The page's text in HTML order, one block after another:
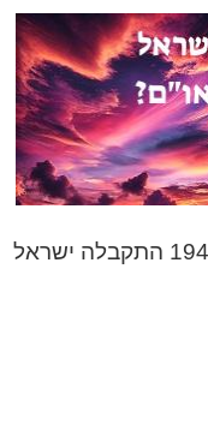
היו בין הראשונות שהכירו, ובמאי 1949 התקבלה ישראל